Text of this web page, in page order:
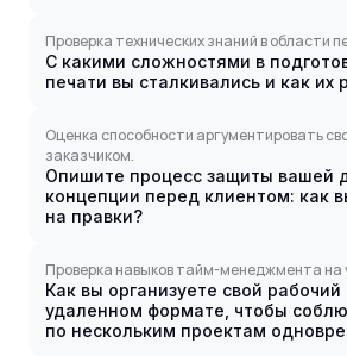
Проверка технических знаний в области
С какими сложностями в
печати вы сталкивались и как их
Оценка способности аргументировать
заказчиком.
Опишите процесс защиты вашей
концепции перед клиентом: как
на правки?
Проверка навыков тайм-менеджмента на
Как вы организуете свой
удаленном формате, чтобы
по нескольким проектам